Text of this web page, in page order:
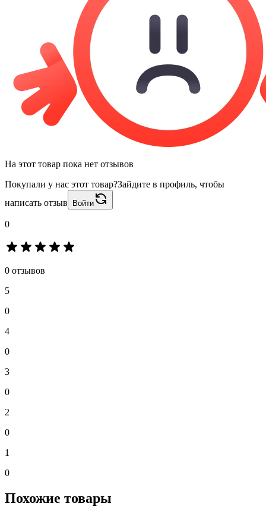
На этот товар пока нет отзывов
Покупали у нас этот товар?Зайдите в профиль, чтобы
написать отзыв
Войти
0
0 отзывов
5
0
4
0
3
0
2
0
1
0
Похожие товары